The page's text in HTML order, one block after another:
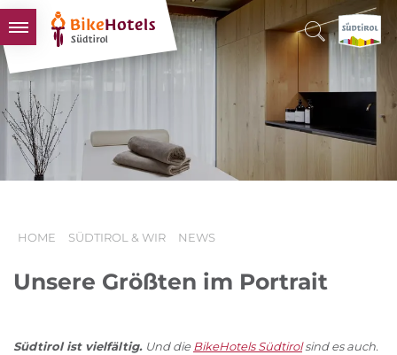
BIKEHOTELS
HOTELS & PAKETE
TOUREN & REVIERE
SÜDTIROL & WIR
HOME SÜDTIROL & WIR NEWS
Unsere Größten im Portrait
Südtirol ist vielfältig. Und dieBikeHotels Südtirolsind es auch.